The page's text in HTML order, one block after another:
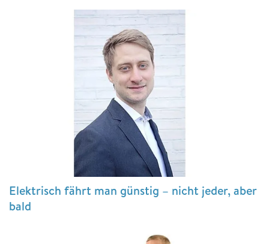
Elektrisch fährt man günstig – nicht jeder, aber
bald